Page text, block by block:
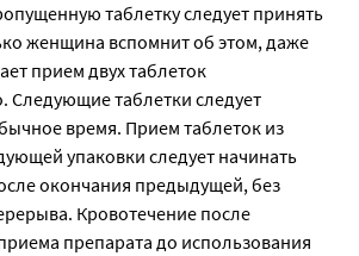
таблетку следует принять
женщина вспомнит об этом, даже
прием двух таблеток
Следующие таблетки следует
время. Прием таблеток из
упаковки следует начинать
окончания предыдущей, без
Кровотечение после
препарата до использования